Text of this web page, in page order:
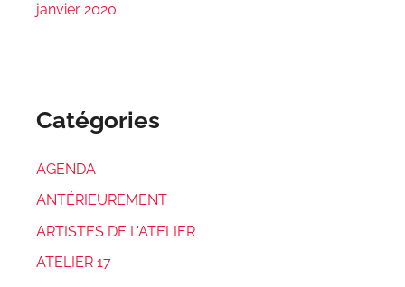
janvier 2020
Catégories
AGENDA
ANTÉRIEUREMENT
ARTISTES DE L'ATELIER
ATELIER 17